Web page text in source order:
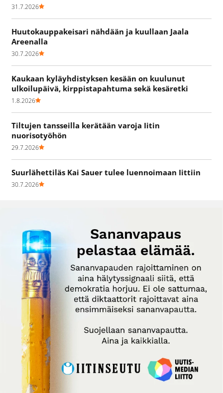
31.7.2026
Huutokauppakeisari nähdään ja kuullaan Jaala
Areenalla
30.7.2026
Kaukaan kyläyhdistyksen kesään on kuulunut
ulkoilupäivä, kirppistapahtuma sekä kesäretki
1.8.2026
Tiltujen tansseilla kerätään varoja Iitin
nuorisotyöhön
29.7.2026
Suurlähettiläs Kai Sauer tulee luennoimaan Iittiin
30.7.2026